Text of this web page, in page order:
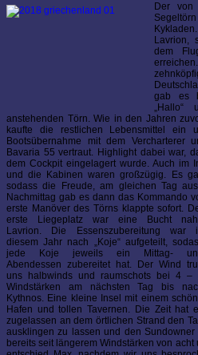
Der von
Lavrion,
dem
gab es
anstehenden Törn. Wie in den Jahren
kaufte die restlichen Lebensmittel ein
Bootsübernahme mit dem Vercharterer
Bavaria 55 vertraut. Highlight dabei war,
dem Cockpit eingelagert wurde. Auch im
und die Kabinen waren großzügig. Es
sodass die Freude, am gleichen Tag
Nachmittag gab es dann das Kommando
erste Manöver des Törns klappte sofort.
erste Liegeplatz war eine Bucht
Lavrion. Die Essenszubereitung war
diesem Jahr nach „Koje“ aufgeteilt,
jede Koje jeweils ein Mittag-
Abendessen zubereitet hat. Der Wind
uns halbwinds und raumschots bei 4 –
Windstärken am nächsten Tag bis
Kythnos. Eine kleine Insel mit einem
Hafen und tollen Tavernen. Die Zeit hat
zugelassen an dem örtlichen Strand den
ausklingen zu lassen und den
bereits seit längerem Windstärken von